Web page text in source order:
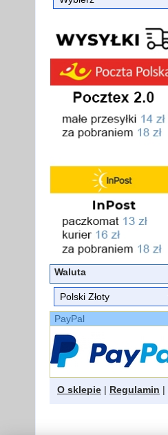
Waluta
PayPal
O sklepie | Regulamin |